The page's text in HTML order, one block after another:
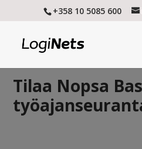
+358 10 5085 600
Tilaa Nopsa